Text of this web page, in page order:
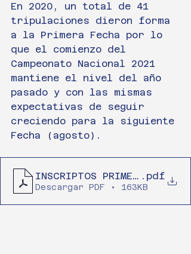
En 2020, un total de 41
tripulaciones dieron forma
a la Primera Fecha por lo
que el comienzo del
Campeonato Nacional 2021
mantiene el nivel del año
pasado y con las mismas
expectativas de seguir
creciendo para la siguiente
Fecha (agosto).
INSCRIPTOS PRIMERA
.pdf
Descargar PDF • 163KB